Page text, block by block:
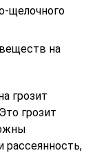
щелочного
на
грозит
грозит
рассеянность,